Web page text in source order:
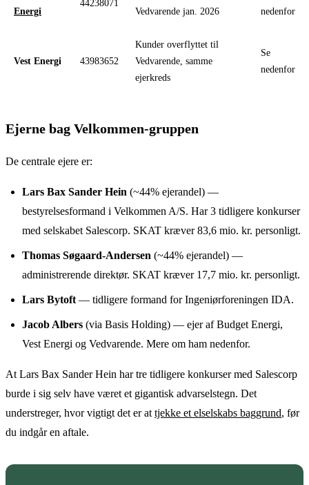
Energi
44238071
Vedvarende jan. 2026
nedenfor
Vest Energi 43983652
Kunder overflyttet til
Vedvarende, samme
ejerkreds
Se
nedenfor
Ejerne bag Velkommen-gruppen
De centrale ejere er:
Lars Bax Sander Hein (~44% ejerandel) —
bestyrelsesformand i Velkommen A/S. Har 3 tidligere konkurser
med selskabet Salescorp. SKAT kræver 83,6 mio. kr. personligt.
Thomas Søgaard-Andersen (~44% ejerandel) —
administrerende direktør. SKAT kræver 17,7 mio. kr. personligt.
Lars Bytoft — tidligere formand for Ingeniørforeningen IDA.
Jacob Albers (via Basis Holding) — ejer af Budget Energi,
Vest Energi og Vedvarende. Mere om ham nedenfor.
At Lars Bax Sander Hein har tre tidligere konkurser med Salescorp
burde i sig selv have været et gigantisk advarselstegn. Det
understreger, hvor vigtigt det er at tjekke et elselskabs baggrund, før
du indgår en aftale.